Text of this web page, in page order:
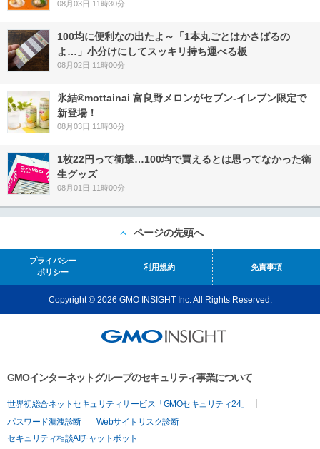
08月03日 11時30分
100均に便利なの出たよ～「1本丸ごとはかさばるの
よ…」小分けにしてスッキリ持ち運べる板
08月02日 11時00分
氷結®mottainai 富良野メロンがセブン‐イレブン限定で
新登場！
08月03日 11時30分
1枚22円って衝撃…100均で買えるとは思ってなかった衛
生グッズ
08月01日 11時00分
ページの先頭へ
プライバシー
ポリシー
利用規約 免責事項
Copyright © 2026 GMO INSIGHT Inc. All Rights Reserved.
GMOインターネットグループのセキュリティ事業について
世界初総合ネットセキュリティサービス「GMOセキュリティ24」
パスワード漏洩診断
Webサイトリスク診断
セキュリティ相談AIチャットボット